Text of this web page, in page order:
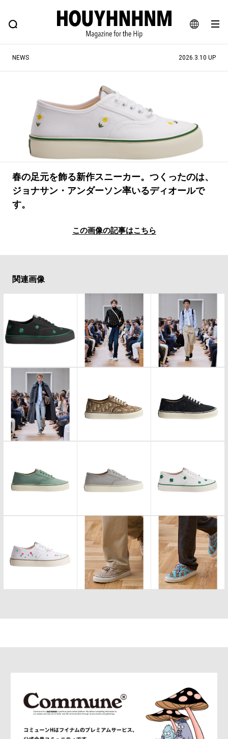
JA
EN
FEATURE BLOG SNAP
ヒップなファッション、カルチャー、ライフスタイルWEBマガジン
#SHOPPING ADDICT #憧れの逸品
#ESSENTIAL DESIGNS #古着サミット
#NEW VINTAGE #マイナーグッド図鑑
#路地裏てぃーん。 #MONTHLY JOURNAL
#GH 銘品の所以 #フイナムのYouTube
#Commune H #FOCUS IT #AH.H
#SNEAKER #OUTDOOR
NEWS 2026.3.10 UP
春の足元を飾る新作スニーカー。つくったのは、
ジョナサン・アンダーソン率いるディオールで
す。
この画像の記事はこちら
関連画像